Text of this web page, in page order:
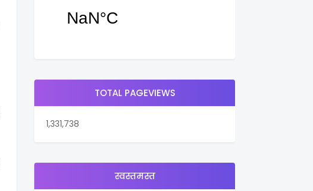
TOTAL PAGEVIEWS
1,331,738
स्वस्तमस्त